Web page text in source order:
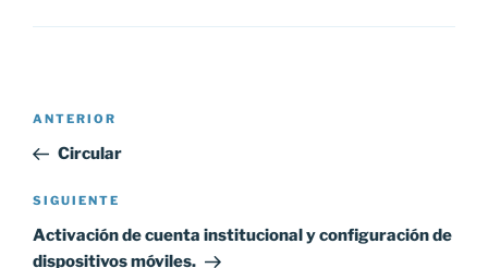
Navegación
entradas
Entrada
anterior:
ANTERIOR
Circular
Siguiente
entrada
SIGUIENTE
Activación de cuenta institucional y configuración de
dispositivos móviles.